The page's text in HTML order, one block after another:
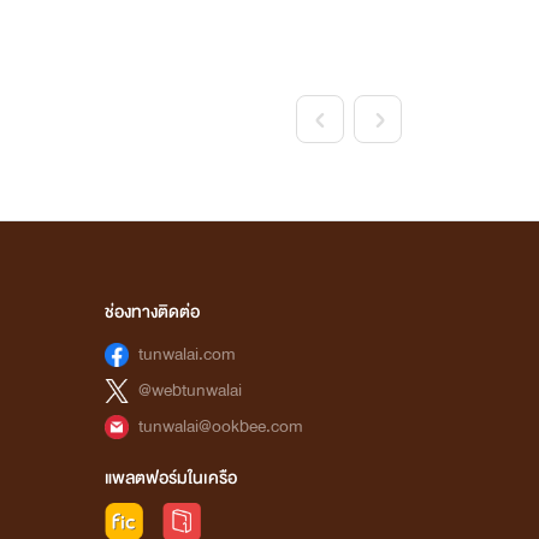
< >
ช่องทางติดต่อ
tunwalai.com
@webtunwalai
tunwalai@ookbee.com
แพลตฟอร์มในเครือ